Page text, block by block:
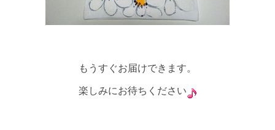
もうすぐお届けできます。
楽しみにお待ちください